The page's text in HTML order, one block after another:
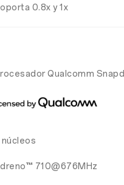
0.8x y 1x
Qualcomm
núcleos
710@676MHz